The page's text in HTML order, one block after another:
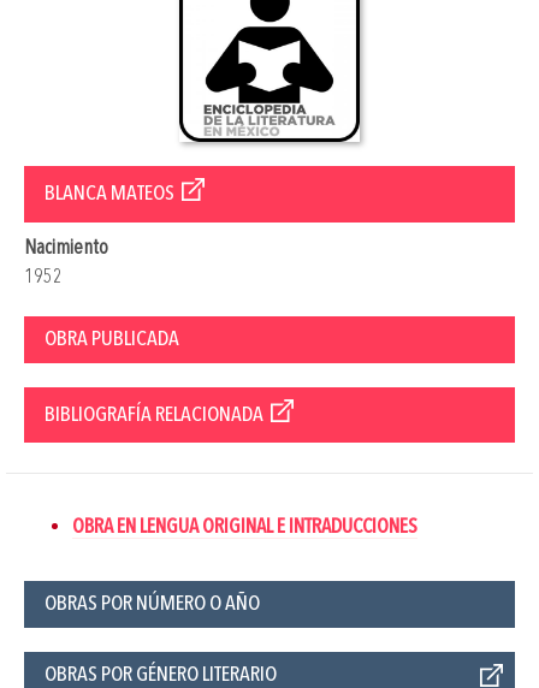
BLANCA MATEOS
Nacimiento
1952
OBRA PUBLICADA
BIBLIOGRAFÍA RELACIONADA
OBRA EN LENGUA ORIGINAL E INTRADUCCIONES
OBRAS POR NÚMERO O AÑO
OBRAS POR GÉNERO LITERARIO